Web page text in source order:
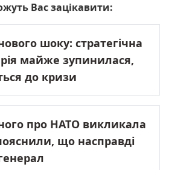
Вас зацікавити:
шоку: стратегічна
майже зупинилася,
до кризи
про НАТО викликала
що насправді